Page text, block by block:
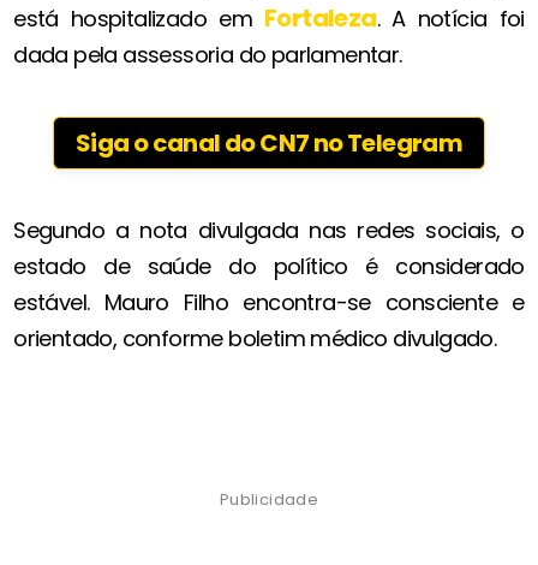
está hospitalizado em Fortaleza. A notícia foi
dada pela assessoria do parlamentar.
Siga o canal do CN7 no Telegram
Segundo a nota divulgada nas redes sociais, o
estado de saúde do político é considerado
estável. Mauro Filho encontra-se consciente e
orientado, conforme boletim médico divulgado.
Publicidade